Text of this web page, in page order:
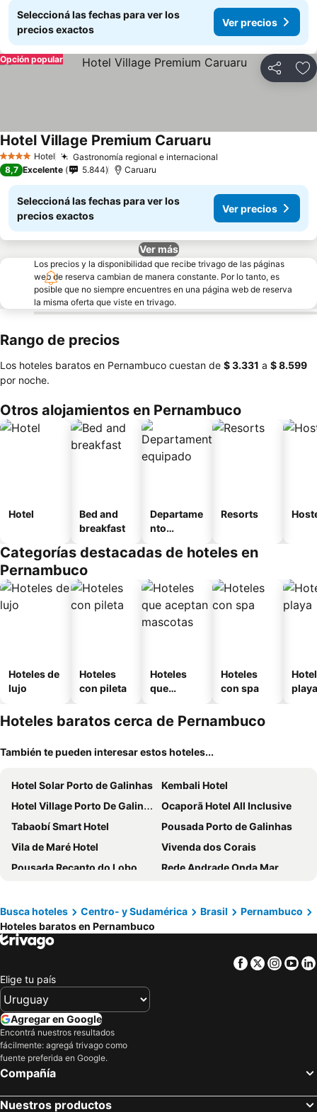
Seleccioná las fechas para ver los
precios exactos
Ver precios
Compartir
Opción popular
4 EstrellasHotel Gastronomía regional e internacional
Hotel Village Premium Caruaru
8,7 Excelente 5.844 Caruaru
Seleccioná las fechas para ver los
precios exactos
Ver precios
Ver más
Los precios y la disponibilidad que recibe trivago de las páginas
web de reserva cambian de manera constante. Por lo tanto, es
posible que no siempre encuentres en una página web de reserva
la misma oferta que viste en trivago.
Rango de precios
Los hoteles baratos en Pernambuco cuestan de ‎$ 3.331 a ‎$ 8.599
por noche.
Otros alojamientos en Pernambuco
Hotel
Bed and
breakfast
Departame
nto
Resorts
Categorías destacadas de hoteles en
Pernambuco
Hoteles de
lujo
Hoteles
con pileta
Hoteles
que
mascotas
Hoteles
con spa
playa
Hoteles baratos cerca de Pernambuco
También te pueden interesar estos hoteles...
Hotel Solar Porto de Galinhas
Kembali Hotel
Hotel Village Porto De Galinhas
Ocaporã Hotel All Inclusive
Tabaobí Smart Hotel
Pousada Porto de Galinhas
Vila de Maré Hotel
Vivenda dos Corais
Pousada Recanto do Lobo
Rede Andrade Onda Mar
Easy Porto Hotel
Pousada da Vivi
Rede Andrade Vela Branca
Dan Inn Mar - Grande Recife
Muro Alto Marupiara Flats
Pousada Villa Nelayan - Antiga Bella Mar
Mar Hotel Conventions
Porto Star Prime By AFT
Espaço Viana
Hotel Atlante Plaza
Pousada Boldro Home
Marante Plaza Hotel
Busca hoteles Centro- y Sudamérica Brasil
Pernambuco
Hoteles baratos en Pernambuco
Facebook
Twitter
Elige tu país
Agregar en Google
Encontrá nuestros resultados
fácilmente: agregá trivago como
fuente preferida en Google.
Compañía
Nuestros productos